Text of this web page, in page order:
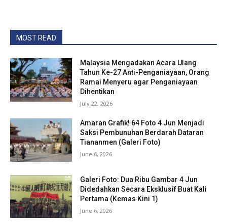
MOST READ
Malaysia Mengadakan Acara Ulang
Tahun Ke-27 Anti-Penganiayaan, Orang
Ramai Menyeru agar Penganiayaan
Dihentikan
July 22, 2026
Amaran Grafik! 64 Foto 4 Jun Menjadi
Saksi Pembunuhan Berdarah Dataran
Tiananmen (Galeri Foto)
June 6, 2026
Galeri Foto: Dua Ribu Gambar 4 Jun
Didedahkan Secara Eksklusif Buat Kali
Pertama (Kemas Kini 1)
June 6, 2026